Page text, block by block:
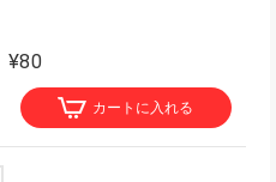
¥80
カートに入れる